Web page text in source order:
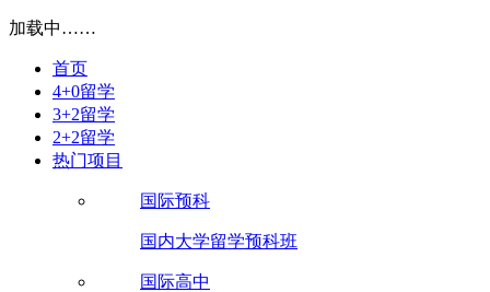
加载中……
首页
4+0留学
3+2留学
2+2留学
热门项目
国际预科
国内大学留学预科班
国际高中